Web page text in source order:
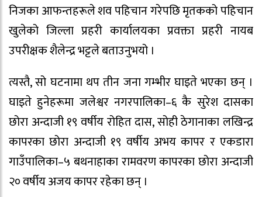
निजका आफन्तहरूले शव पहिचान गरेपछि मृतकको पहिचान
खुलेको जिल्ला प्रहरी कार्यालयका प्रवक्ता प्रहरी नायब
उपरीक्षक शैलेन्द्र भट्टले बताउनुभयो ।
त्यस्तै, सो घटनामा थप तीन जना गम्भीर घाइते भएका छन् ।
घाइते हुनेहरूमा जलेश्वर नगरपालिका–६ कै सुरेश दासका
छोरा अन्दाजी १९ वर्षीय रोहित दास, सोही ठेगानाका लखिन्द्र
कापरका छोरा अन्दाजी १९ वर्षीय अभय कापर र एकडारा
गाउँपालिका–५ बथनाहाका रामवरण कापरका छोरा अन्दाजी
२० वर्षीय अजय कापर रहेका छन् ।